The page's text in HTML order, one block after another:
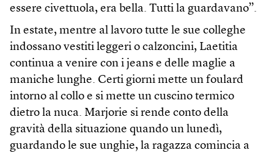
essere civettuola, era bella. Tutti la guardavano”.
In estate, mentre al lavoro tutte le sue colleghe
indossano vestiti leggeri o calzoncini, Laetitia
continua a venire con i jeans e delle maglie a
maniche lunghe. Certi giorni mette un foulard
intorno al collo e si mette un cuscino termico
dietro la nuca. Marjorie si rende conto della
gravità della situazione quando un lunedì,
guardando le sue unghie, la ragazza comincia a